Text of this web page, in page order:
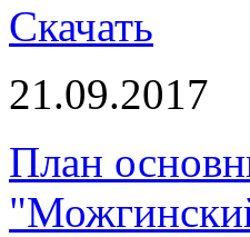
Скачать
21.09.2017
План